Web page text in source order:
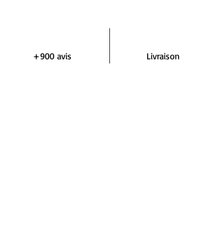
+900 avis
Livraison